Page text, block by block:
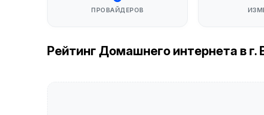
ПРОВАЙДЕРОВ
Рейтинг Домашнего интернета в г.